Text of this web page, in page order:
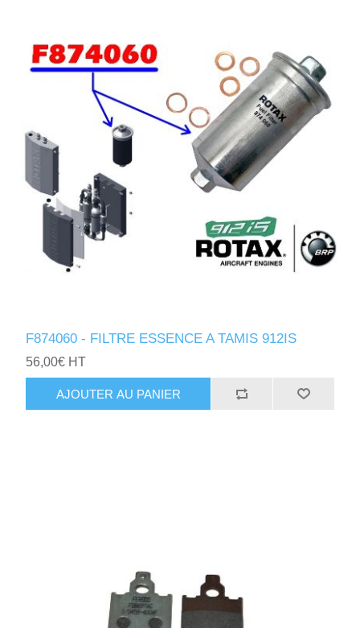
F874060 - FILTRE ESSENCE A TAMIS 912IS
56,00€ HT
AJOUTER AU PANIER